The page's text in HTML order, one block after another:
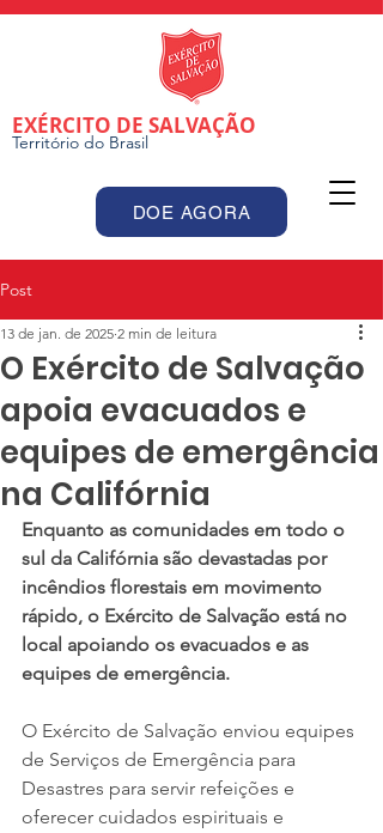
DOE AGORA
EXÉRCITO DE SALVAÇÃO
Território do Brasil
Post
O Exército de Salvação
apoia evacuados e
equipes de emergência
na Califórnia
13 de jan. de 2025 2 min de leitura
Enquanto as comunidades em todo o
sul da Califórnia são devastadas por
incêndios florestais em movimento
rápido, o Exército de Salvação está no
local apoiando os evacuados e as
equipes de emergência.
O Exército de Salvação enviou equipes
de Serviços de Emergência para
Desastres para servir refeições e
oferecer cuidados espirituais e